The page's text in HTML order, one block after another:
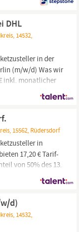
sofort unbefristet /
DHL
14532,
in der
(m/w/d) Was wir
inkl. monatlicher
Urlaubsgeld im
in Vollzeit
15562, Rüdersdorf
in
17,20 € Tarif-
von 50% des 13.
Bis zu
sofort unbefristet /
d)
14532,